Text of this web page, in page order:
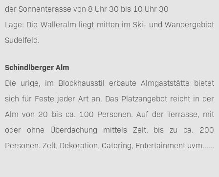
der Sonnenterasse von 8 Uhr 30 bis 10 Uhr 30
Lage: Die Walleralm liegt mitten im Ski- und Wandergebiet
Sudelfeld.
Schindlberger Alm
Die urige, im Blockhausstil erbaute Almgaststätte bietet
sich für Feste jeder Art an. Das Platzangebot reicht in der
Alm von 20 bis ca. 100 Personen. Auf der Terrasse, mit
oder ohne Überdachung mittels Zelt, bis zu ca. 200
Personen. Zelt, Dekoration, Catering, Entertainment uvm......